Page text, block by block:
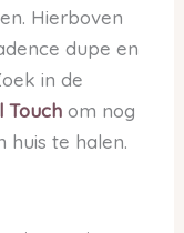
Hierboven
dupe en
in de
Touch om nog
huis te halen.